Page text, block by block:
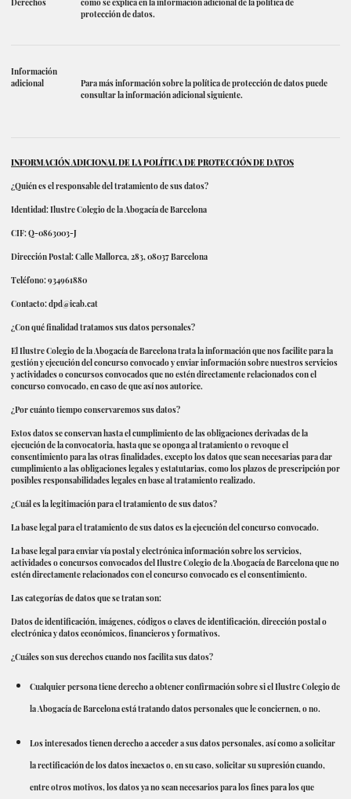
Derechos
como se explica en la información adicional de la política de
protección de datos.
Información
adicional
Para más información sobre la política de protección de datos puede
consultar la información adicional siguiente.
INFORMACIÓN ADICIONAL DE LA POLÍTICA DE PROTECCIÓN DE DATOS
¿Quién es el responsable del tratamiento de sus datos?
Identidad: Ilustre Colegio de la Abogacía de Barcelona
CIF: Q-0863003-J
Dirección Postal: Calle Mallorca, 283, 08037 Barcelona
Teléfono: 934961880
Contacto:dpd@icab.cat
¿Con qué finalidad tratamos sus datos personales?
El Ilustre Colegio de la Abogacía de Barcelona trata la información que nos facilite para la
gestión y ejecución del concurso convocado y enviar información sobre nuestros servicios
y actividades o concursos convocados que no estén directamente relacionados con el
concurso convocado, en caso de que así nos autorice.
¿Por cuánto tiempo conservaremos sus datos?
Estos datos se conservan hasta el cumplimiento de las obligaciones derivadas de la
ejecución de la convocatoria, hasta que se oponga al tratamiento o revoque el
consentimiento para las otras finalidades, excepto los datos que sean necesarias para dar
cumplimiento a las obligaciones legales y estatutarias, como los plazos de prescripción por
posibles responsabilidades legales en base al tratamiento realizado.
¿Cuál es la legitimación para el tratamiento de sus datos?
La base legal para el tratamiento de sus datos es la ejecución del concurso convocado.
La base legal para enviar vía postal y electrónica información sobre los servicios,
actividades o concursos convocados del Ilustre Colegio de la Abogacía de Barcelona que no
estén directamente relacionados con el concurso convocado es el consentimiento.
Las categorías de datos que se tratan son:
Datos de identificación, imágenes, códigos o claves de identificación, dirección postal o
electrónica y datos económicos, financieros y formativos.
¿Cuáles son sus derechos cuando nos facilita sus datos?
Cualquier persona tiene derecho a obtener confirmación sobre si el Ilustre Colegio de
la Abogacía de Barcelona está tratando datos personales que le conciernen, o no.
Los interesados ​​tienen derecho a acceder a sus datos personales, así como a solicitar
la rectificación de los datos inexactos o, en su caso, solicitar su supresión cuando,
entre otros motivos, los datos ya no sean necesarios para los fines para los que